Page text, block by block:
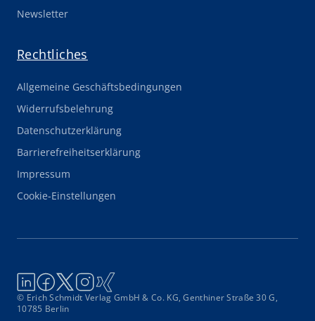
Newsletter
Rechtliches
Allgemeine Geschäftsbedingungen
Widerrufsbelehrung
Datenschutzerklärung
Barrierefreiheitserklärung
Impressum
Cookie-Einstellungen
© Erich Schmidt Verlag GmbH & Co. KG, Genthiner Straße 30 G,
10785 Berlin